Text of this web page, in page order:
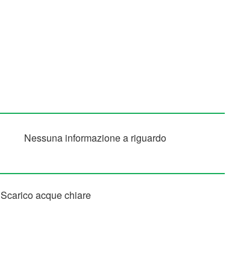
Nessuna informazione a riguardo
Scarico acque chiare